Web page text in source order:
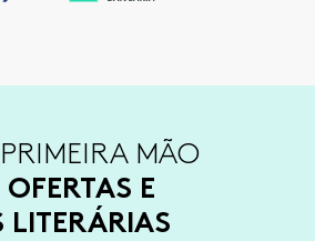
MÃO
E
LITERÁRIAS